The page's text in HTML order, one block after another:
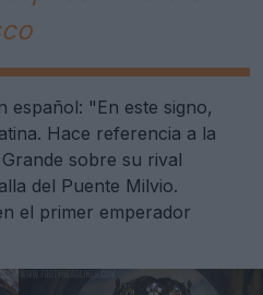
español: "En este signo,
Hace referencia a la
sobre su rival
del Puente Milvio.
el primer emperador